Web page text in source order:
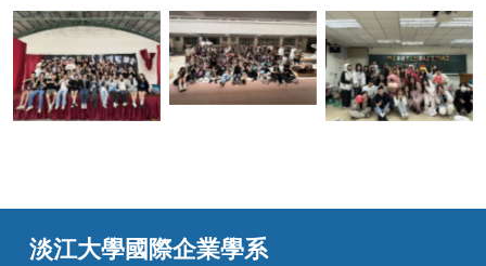
淡江大學國際企業學系